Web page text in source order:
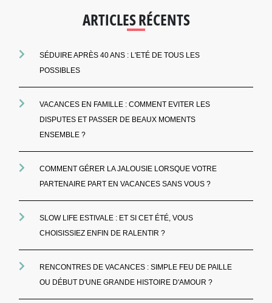
ARTICLES RÉCENTS
SÉDUIRE APRÈS 40 ANS : L'ETÉ DE TOUS LES
POSSIBLES
VACANCES EN FAMILLE : COMMENT EVITER LES
DISPUTES ET PASSER DE BEAUX MOMENTS
ENSEMBLE ?
COMMENT GÉRER LA JALOUSIE LORSQUE VOTRE
PARTENAIRE PART EN VACANCES SANS VOUS ?
SLOW LIFE ESTIVALE : ET SI CET ÉTÉ, VOUS
CHOISISSIEZ ENFIN DE RALENTIR ?
RENCONTRES DE VACANCES : SIMPLE FEU DE PAILLE
OU DÉBUT D'UNE GRANDE HISTOIRE D'AMOUR ?